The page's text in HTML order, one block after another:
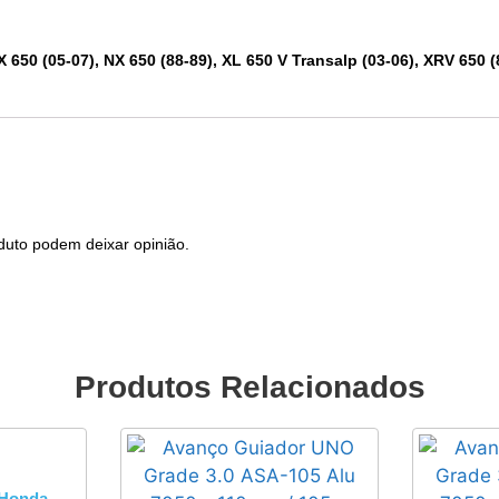
(05-07), NX 650 (88-89), XL 650 V Transalp (03-06), XRV 650
podem deixar opinião.
Produtos Relacionados